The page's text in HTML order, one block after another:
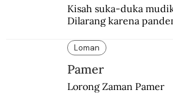
Kisah suka-duka
Dilarang karena
kampung lebih awal.
Loman
Pamer
Lorong Zaman Pamer